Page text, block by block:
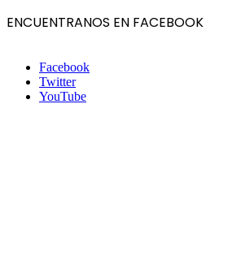
ENCUENTRANOS EN FACEBOOK
Facebook
Twitter
YouTube